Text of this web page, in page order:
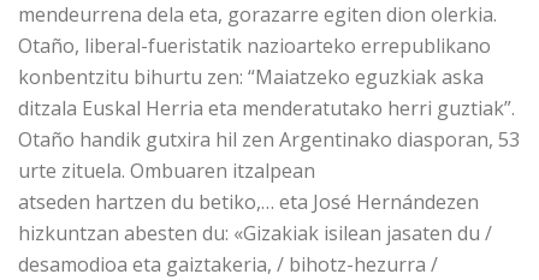
mendeurrena dela eta, gorazarre egiten dion olerkia.
Otaño, liberal-fueristatik nazioarteko errepublikano
konbentzitu bihurtu zen: “Maiatzeko eguzkiak aska
ditzala Euskal Herria eta menderatutako herri guztiak”.
Otaño handik gutxira hil zen Argentinako diasporan, 53
urte zituela. Ombuaren itzalpean
atseden hartzen du betiko,… eta José Hernándezen
hizkuntzan abesten du: «Gizakiak isilean jasaten du /
desamodioa eta gaiztakeria, / bihotz-hezurra /